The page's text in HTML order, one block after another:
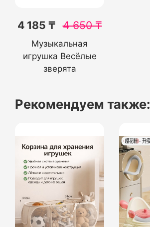
4 185 ₸ 4 650₸
Музыкальная
игрушка Весёлые
зверята
Рекомендуем также: